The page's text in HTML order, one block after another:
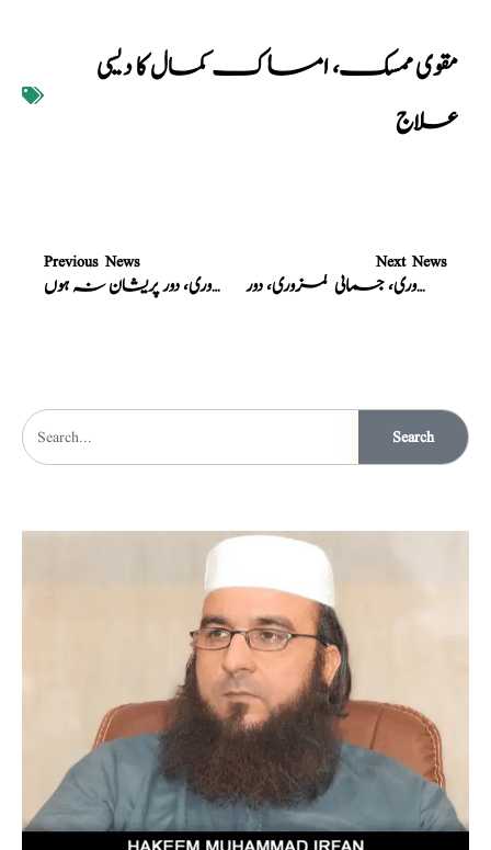
مقوی ممسک، امساک کمال کا دیسی
علاج
Previous News
نسخہ الشفاء : مردانہ کمزوری، دور پریشان نہ ہوں
Next News
نسخہ الشفاء : بے حد مقوی باہ، اعصابی کمزوری، جسمانی کمزوری، دور
Search